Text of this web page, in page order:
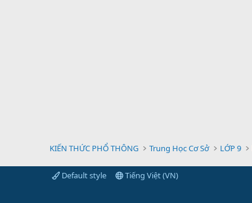
KIẾN THỨC PHỔ THÔNG Trung Học Cơ Sở LỚP 9
Default style Tiếng Việt (VN)